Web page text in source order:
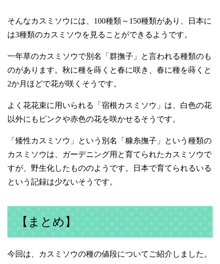
そんなカスミソウには、 100種類～ 150種類があり、日本に
は3種類のカスミソウを見ることができるようです。
一年草のカスミソウで別名「群撫子」と言われる種類のも
のがあります。秋に種を蒔くと春に咲き、春に種を蒔くと
2か月ほどで花が咲くそうです。
よく花花束に用いられる「宿根カスミソウ」は、白色の花
以外にもピンクや赤色の花を咲かせるそうです。
「矮性カスミソウ」という別名「糠糸撫子」という種類の
カスミソウは、ガーデニング用と育てられたカスミソウで
すが、野生化したもののようです。日本で育てられるいる
という記録は少ないそうです。
【まとめ】
今回は、カスミソウの種の値段についてご紹介しました。